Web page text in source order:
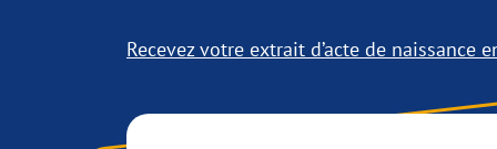
Recevez votre extrait d’acte de naissance